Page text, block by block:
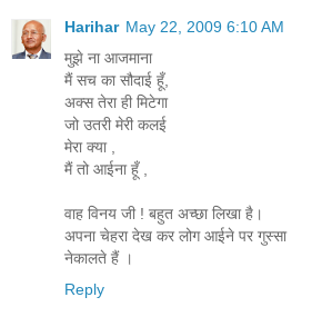
Harihar May 22, 2009 6:10 AM
मुझे ना आजमाना
मैं सच का सौदाई हूँ,
अक्स तेरा ही मिटेगा
जो उतरी मेरी कलई
मेरा क्या ,
मैं तो आईना हूँ ,
वाह विनय जी ! बहुत अच्छा लिखा है।
अपना चेहरा देख कर लोग आईने पर गुस्सा
नेकालते हैं ।
Reply